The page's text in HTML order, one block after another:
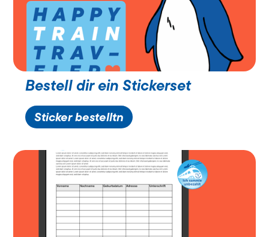
Bestell dir ein Stickerset
Sticker bestelltn